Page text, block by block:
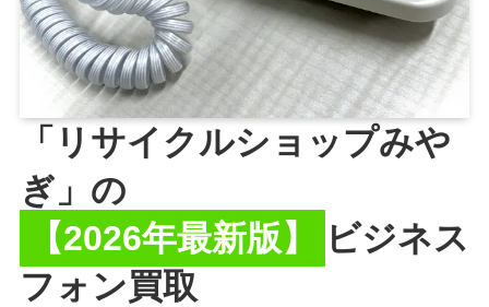
「リサイクルショップみや
ぎ」の
【2026年最新版】
ビジネス
フォン買取